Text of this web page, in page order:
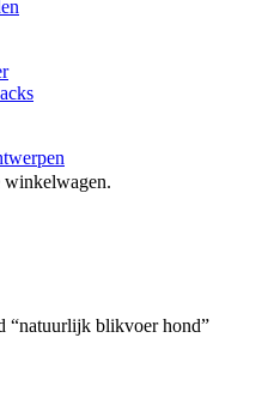
winkelwagen.
“natuurlijk blikvoer hond”